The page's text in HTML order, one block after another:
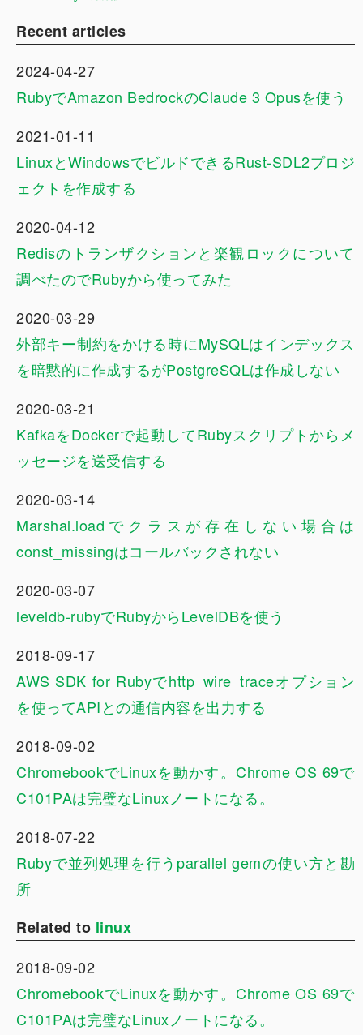
Recent articles
2024-04-27
RubyでAmazon BedrockのClaude 3 Opusを使う
2021-01-11
LinuxとWindowsでビルドできるRust-SDL2プロジ
ェクトを作成する
2020-04-12
Redisのトランザクションと楽観ロックについて
調べたのでRubyから使ってみた
2020-03-29
外部キー制約をかける時にMySQLはインデックス
を暗黙的に作成するがPostgreSQLは作成しない
2020-03-21
KafkaをDockerで起動してRubyスクリプトからメ
ッセージを送受信する
2020-03-14
Marshal.loadでクラスが存在しない場合は
const_missingはコールバックされない
2020-03-07
leveldb-rubyでRubyからLevelDBを使う
2018-09-17
AWS SDK for Rubyでhttp_wire_traceオプション
を使ってAPIとの通信内容を出力する
2018-09-02
ChromebookでLinuxを動かす。Chrome OS 69で
C101PAは完璧なLinuxノートになる。
2018-07-22
Rubyで並列処理を行うparallel gemの使い方と勘
所
Related to linux
2018-09-02
ChromebookでLinuxを動かす。Chrome OS 69で
C101PAは完璧なLinuxノートになる。